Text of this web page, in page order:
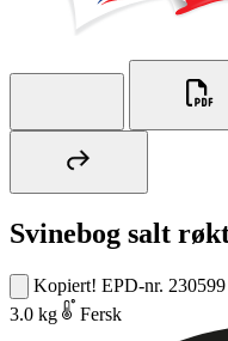
Svinebog salt
Kopiert! EPD-nr. 230599
3.0 kg
Fersk